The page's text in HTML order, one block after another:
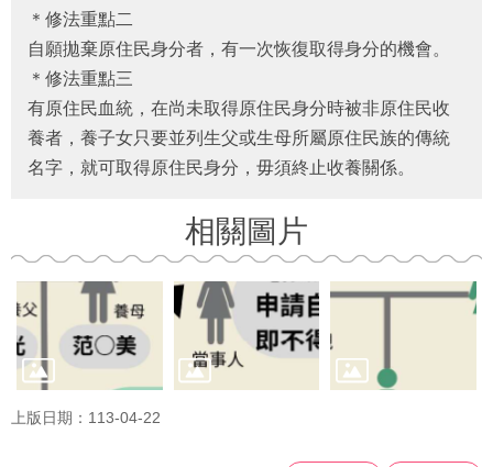
＊修法重點二
自願拋棄原住民身分者，有一次恢復取得身分的機會。
＊修法重點三
有原住民血統，在尚未取得原住民身分時被非原住民收
養者，養子女只要並列生父或生母所屬原住民族的傳統
名字，就可取得原住民身分，毋須終止收養關係。
相關圖片
上版日期：113-04-22